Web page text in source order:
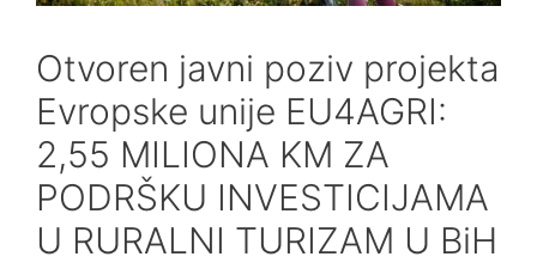
Otvoren javni poziv projekta
Evropske unije EU4AGRI:
2,55 MILIONA KM ZA
PODRŠKU INVESTICIJAMA
U RURALNI TURIZAM U BiH